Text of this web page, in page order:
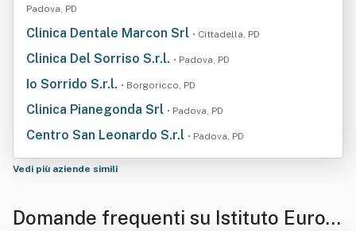
Padova, PD
Clinica Dentale Marcon Srl • Cittadella, PD
Clinica Del Sorriso S.r.l. • Padova, PD
Io Sorrido S.r.l. • Borgoricco, PD
Clinica Pianegonda Srl • Padova, PD
Centro San Leonardo S.r.l • Padova, PD
Vedi più aziende simili
Domande frequenti su Istituto Europ